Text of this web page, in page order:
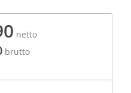
netto
brutto